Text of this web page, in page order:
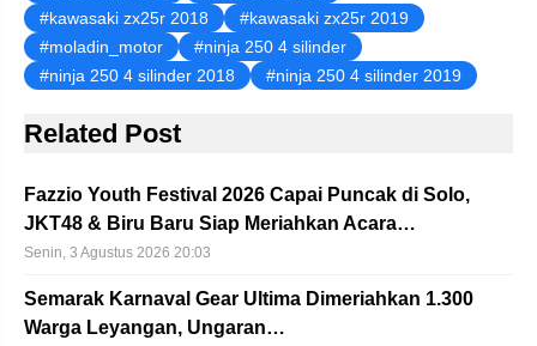
kawasaki zx25r 2018
kawasaki zx25r 2019
moladin_motor
ninja 250 4 silinder
ninja 250 4 silinder 2018
ninja 250 4 silinder 2019
Related Post
Fazzio Youth Festival 2026 Capai Puncak di Solo,
JKT48 & Biru Baru Siap Meriahkan Acara…
Senin, 3 Agustus 2026 20:03
Semarak Karnaval Gear Ultima Dimeriahkan 1.300
Warga Leyangan, Ungaran…